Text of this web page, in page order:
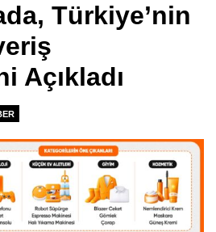
Türkiye’nin
Açıkladı